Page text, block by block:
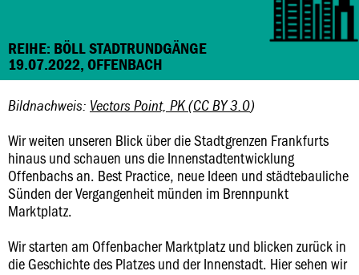
REIHE: BÖLL STADTRUNDGÄNGE
19.07.2022, OFFENBACH
Bildnachweis: Vectors Point, PK(CC BY 3.0)
Wir weiten unseren Blick über die Stadtgrenzen Frankfurts
hinaus und schauen uns die Innenstadtentwicklung
Offenbachs an. Best Practice, neue Ideen und städtebauliche
Sünden der Vergangenheit münden im Brennpunkt
Marktplatz.
Wir starten am Offenbacher Marktplatz und blicken zurück in
die Geschichte des Platzes und der Innenstadt. Hier sehen wir